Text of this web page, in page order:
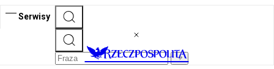
Serwisy